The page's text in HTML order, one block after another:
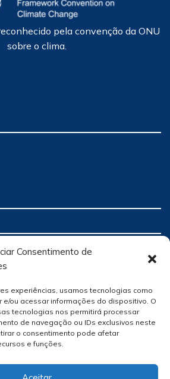
Consentimento de
experiências, usamos tecnologias como
e/ou acessar informações do dispositivo. O
tecnologias nos permitirá processar
de navegação ou IDs exclusivos neste
o consentimento pode afetar
e funções.
pela convenção da ONU
sobre o clima.